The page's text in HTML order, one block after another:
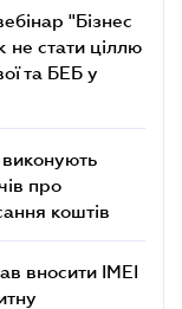
"Бізнес
не стати ціллю
та БЕБ у
про
коштів
вносити IMEI